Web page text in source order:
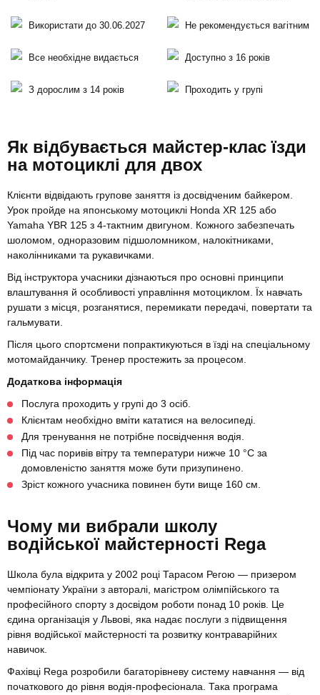
Використати до 30.06.2027 Не рекомендується вагітним
Все необхідне видається Доступно з 16 років
З дорослим з 14 років Проходить у групі
Як відбувається майстер-клас їзди
на мотоциклі для двох
Клієнти відвідають групове заняття із досвідченим байкером.
Урок пройде на японському мотоциклі Honda XR 125 або
Yamaha YBR 125 з 4-тактним двигуном. Кожного забезпечать
шоломом, одноразовим підшоломником, налокітниками,
наколінниками та рукавичками.
Від інструктора учасники дізнаються про основні принципи
влаштування й особливості управління мотоциклом. Їх навчать
рушати з місця, розганятися, перемикати передачі, повертати та
гальмувати.
Після цього спортсмени попрактикуються в їзді на спеціальному
мотомайданчику. Тренер простежить за процесом.
Додаткова інформація
Послуга проходить у групі до 3 осіб.
Клієнтам необхідно вміти кататися на велосипеді.
Для тренування не потрібне посвідчення водія.
Під час поривів вітру та температури нижче 10 °C за
домовленістю заняття може бути призупинено.
Зріст кожного учасника повинен бути вище 160 см.
Чому ми вибрали школу
водійської майстерності Rega
Школа була відкрита у 2002 році Тарасом Регою — призером
чемпіонату України з авторалі, магістром олімпійського та
професійного спорту з досвідом роботи понад 10 років. Це
єдина організація у Львові, яка надає послуги з підвищення
рівня водійської майстерності та розвитку контраварійних
навичок.
Фахівці Rega розробили багаторівневу систему навчання — від
початкового до рівня водія-професіонала. Така програма